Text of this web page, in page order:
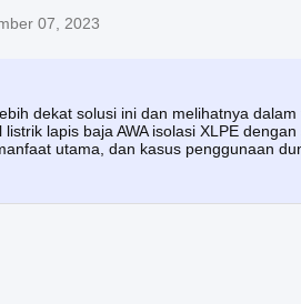
07, 2023
dekat solusi ini dan melihatnya
lapis baja AWA isolasi XLPE
utama, dan kasus penggunaan